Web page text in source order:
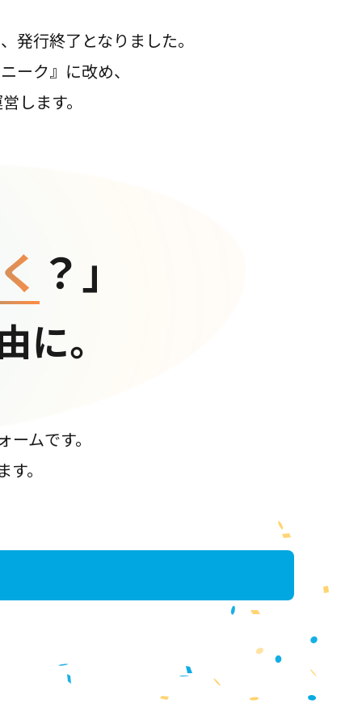
発行終了となりました。
ーク』に改め、
します。
？」
に。
ムです。
。